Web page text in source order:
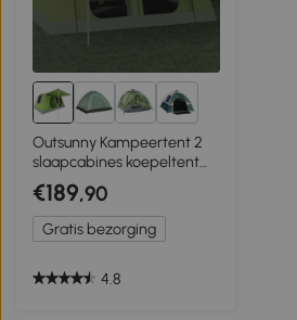
1+
Outsunny Kampeertent 2
slaapcabines koepeltent
familietent 4-8 personen
410 x 310 cm
€189,90
Gratis bezorging
4.8